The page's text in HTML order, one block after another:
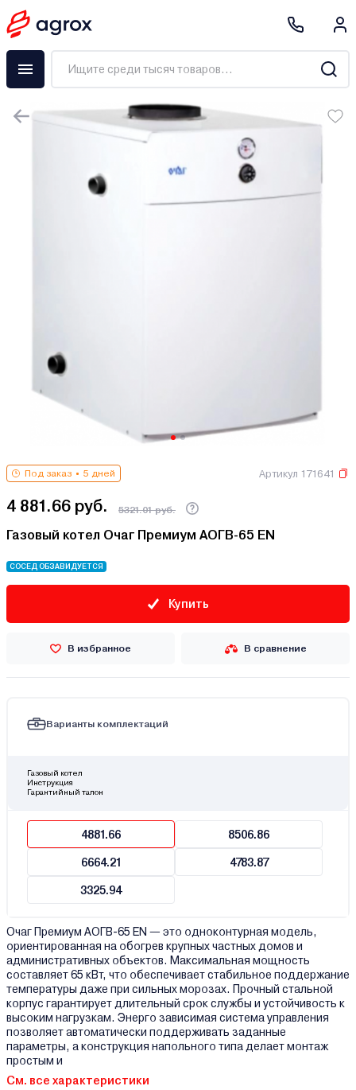
Под заказ 5 дней Артикул 171641
4 881.66 руб. 5321.01 руб.
Газовый котел Очаг Премиум АОГВ-65 ЕN
СОСЕД ОБЗАВИДУЕТСЯ
Купить
В избранное В сравнение
Варианты комплектаций
Газовый котел
Инструкция
Гарантийный талон
4881.66 8506.86
6664.21 4783.87
3325.94
Очаг Премиум АОГВ-65 ЕN — это одноконтурная модель,
ориентированная на обогрев крупных частных домов и
административных объектов. Максимальная мощность
составляет 65 кВт, что обеспечивает стабильное поддержание
температуры даже при сильных морозах. Прочный стальной
корпус гарантирует длительный срок службы и устойчивость к
высоким нагрузкам. Энерго зависимая система управления
позволяет автоматически поддерживать заданные
параметры, а конструкция напольного типа делает монтаж
простым и
См. все характеристики